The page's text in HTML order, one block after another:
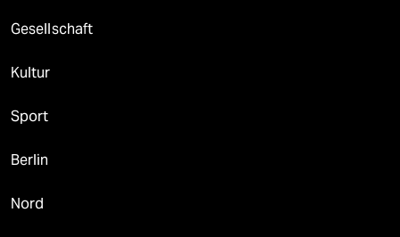
Gesellschaft
Kultur
Sport
Berlin
Nord